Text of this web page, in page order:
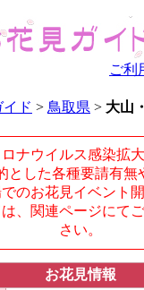
ご利
ド > 鳥取県 > 大山
ナウイルス感染拡
とした各種要請有無
のお花見イベント
、関連ページにて
さい。
お花見情報